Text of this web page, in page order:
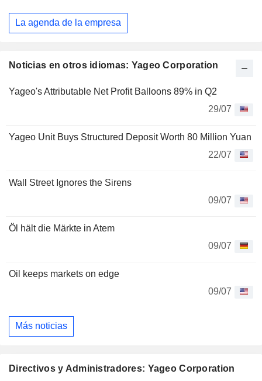
Noticias en otros idiomas: Yageo Corporation
Yageo's Attributable Net Profit Balloons 89% in Q2
29/07
Yageo Unit Buys Structured Deposit Worth 80 Million Yuan
22/07
Wall Street Ignores the Sirens
09/07
Öl hält die Märkte in Atem
09/07
Oil keeps markets on edge
09/07
Más noticias
Directivos y Administradores: Yageo Corporation
La agenda de la empresa